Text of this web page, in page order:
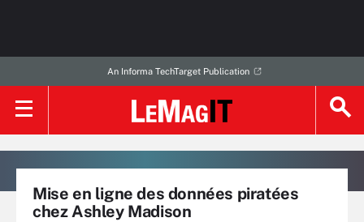
An Informa TechTarget Publication
Mise en ligne des données piratées
chez Ashley Madison